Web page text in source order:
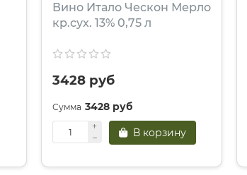
Вино Итало Ческон Мерло
кр.сух. 13% 0,75 л
3428 руб
3428 руб
В корзину